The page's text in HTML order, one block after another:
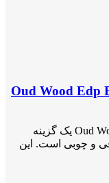
عطر عود وود برندینی Oud Wood EDP BRANDINI یک گزینه
و چوبی است. این